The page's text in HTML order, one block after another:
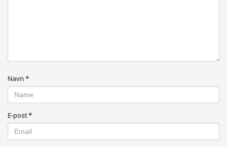
Navn*
E-post*